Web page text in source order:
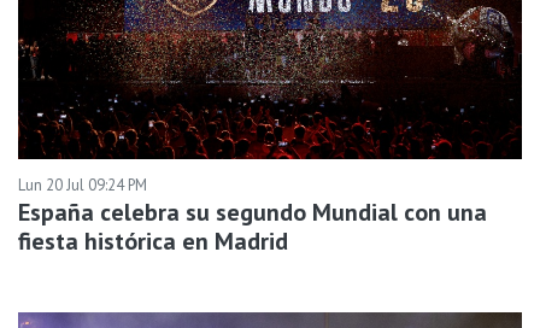
Lun 20 Jul 09:24 PM
España celebra su segundo Mundial con una
fiesta histórica en Madrid